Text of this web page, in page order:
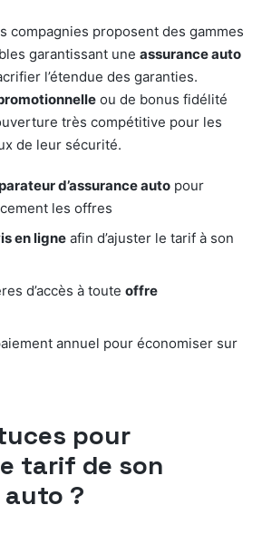
compagnies proposent des gammes
garantissant une assurance auto
l’étendue des garanties.
ou de bonus fidélité
très compétitive pour les
de leur sécurité.
d’assurance auto pour
les offres
en ligne afin d’ajuster le tarif à son
d’accès à toute offre
annuel pour économiser sur
pour
tarif de son
?